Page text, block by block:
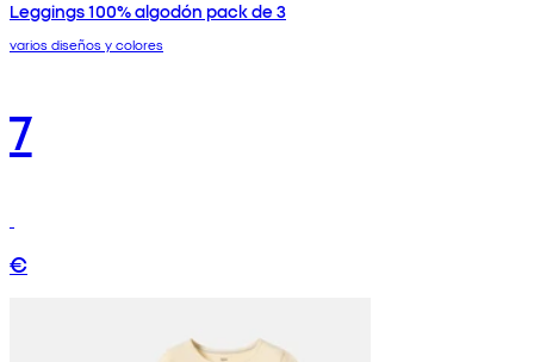
Leggings 100% algodón pack de 3
varios diseños y colores
7
€